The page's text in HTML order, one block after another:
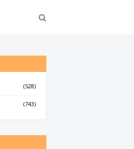
(528)
(743)